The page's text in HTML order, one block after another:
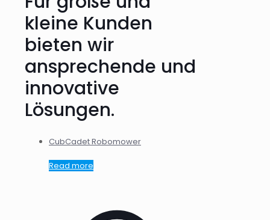
kleine Kunden
bieten wir
ansprechende und
innovative
Lösungen.
CubCadet Robomower
Read more